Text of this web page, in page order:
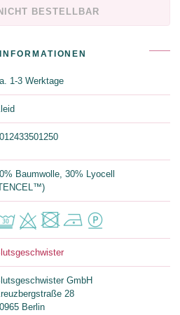
BESTELLBAR
1-3 Werktage
Baumwolle, 30% Lyocell
GmbH
28
Berlin